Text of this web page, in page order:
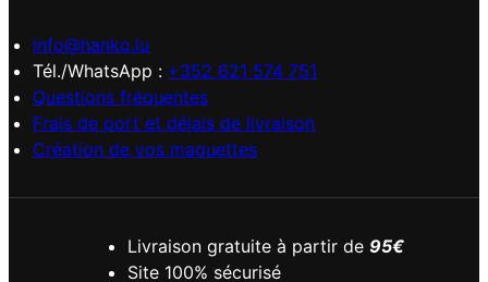
info@hanko.lu
Tél./WhatsApp : +352 621 574 751
Questions fréquentes
Frais de port et délais de livraison
Création de vos maquettes
Livraison gratuite à partir de 95€
Site 100% sécurisé